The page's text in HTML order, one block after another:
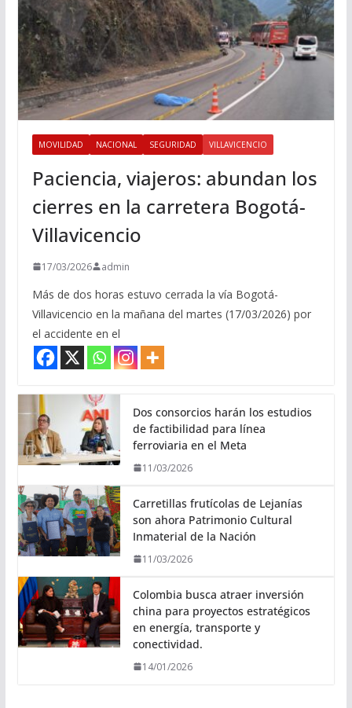
MOVILIDAD NACIONAL SEGURIDAD VILLAVICENCIO
Paciencia, viajeros: abundan los
cierres en la carretera Bogotá-
Villavicencio
17/03/2026 admin
Más de dos horas estuvo cerrada la vía Bogotá-
Villavicencio en la mañana del martes (17/03/2026) por
el accidente en el
Dos consorcios harán los estudios
de factibilidad para línea
ferroviaria en el Meta
11/03/2026
Carretillas frutícolas de Lejanías
son ahora Patrimonio Cultural
Inmaterial de la Nación
11/03/2026
Colombia busca atraer inversión
china para proyectos estratégicos
en energía, transporte y
conectividad.
14/01/2026